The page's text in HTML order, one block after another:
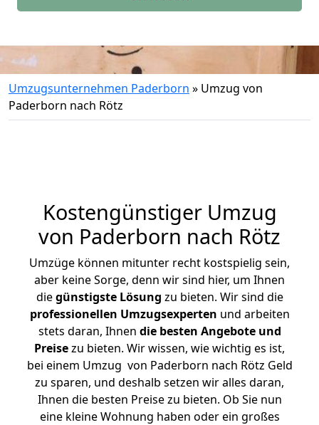
Umzugsunternehmen Paderborn » Umzug von
Paderborn nach Rötz
Kostengünstiger Umzug
von Paderborn nach Rötz
Umzüge können mitunter recht kostspielig sein,
aber keine Sorge, denn wir sind hier, um Ihnen
diegünstigste Lösung zu bieten. Wir sind die
professionellen Umzugsexperten und arbeiten
stets daran, Ihnen die besten Angebote und
Preisezu bieten. Wir wissen, wie wichtig es ist,
bei einem Umzug von Paderborn nach Rötz Geld
zu sparen, und deshalb setzen wir alles daran,
Ihnen die besten Preise zu bieten. Ob Sie nun
eine kleine Wohnung haben oder ein großes